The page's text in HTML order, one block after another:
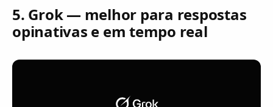
5. Grok — melhor para respostas
opinativas e em tempo real